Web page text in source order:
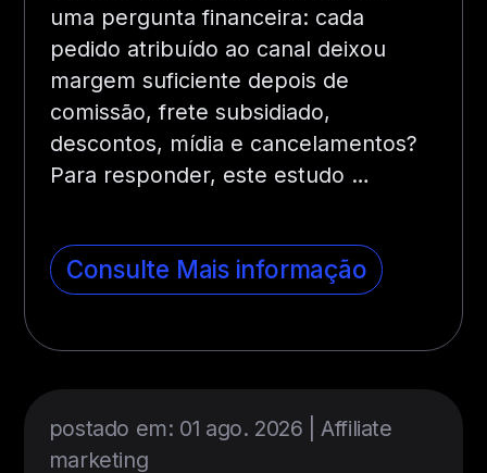
uma pergunta financeira: cada
pedido atribuído ao canal deixou
margem suficiente depois de
comissão, frete subsidiado,
descontos, mídia e cancelamentos?
Para responder, este estudo …
Consulte Mais informação
postado em: 01 ago. 2026 |Affiliate
marketing